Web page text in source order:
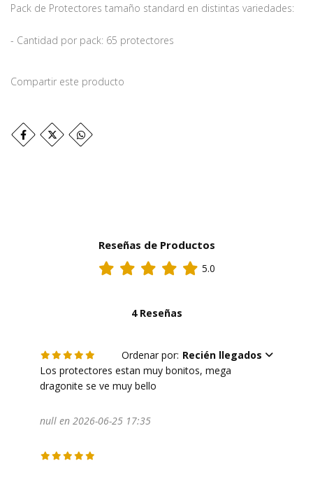
Pack de Protectores tamaño standard en distintas variedades:
- Cantidad por pack: 65 protectores
Compartir este producto
Reseñas de Productos
5.0
4 Reseñas
Ordenar por: Recién llegados
Los protectores estan muy bonitos, mega
null en 2026-06-25 17:35